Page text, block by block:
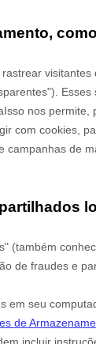
Isso nos permite,
com cookies,
de
(também
de fraudes e
em seu
de